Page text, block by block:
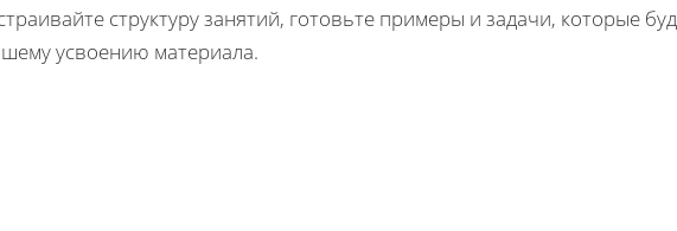
структуру занятий, готовьте примеры и задачи, которые
усвоению материала.